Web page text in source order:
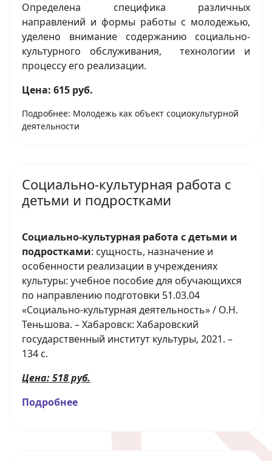
Определена специфика различных
направлений и формы работы с молодежью,
уделено внимание содержанию социально-
культурного обслуживания, технологии и
процессу его реализации.
Цена: 615 руб.
Подробнее: Молодежь как объект социокультурной
деятельности
Социально-культурная работа с
детьми и подростками
Социально-культурная работа с детьми и
подростками: сущность, назначение и
особенности реализации в учреждениях
культуры: учебное пособие для обучающихся
по направлению подготовки 51.03.04
«Социально-культурная деятельность» / О.Н.
Теньшова. – Хабаровск: Хабаровский
государственный институт культуры, 2021. –
134 с.
Цена: 518 руб.
Подробнее